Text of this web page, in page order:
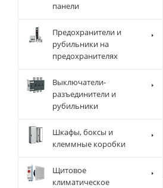
панели
Предохранители и
рубильники на
предохранителях
Выключатели-
разъединители и
рубильники
Шкафы, боксы и
клеммные коробки
Щитовое
климатическое